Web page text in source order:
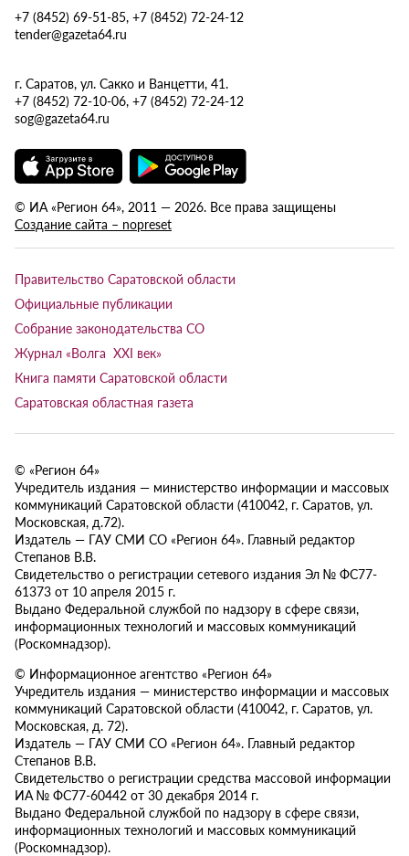
+7 (8452) 69-51-85, +7 (8452) 72-24-12
tender@gazeta64.ru
г. Саратов, ул. Сакко и Ванцетти, 41.
+7 (8452) 72-10-06, +7 (8452) 72-24-12
sog@gazeta64.ru
© ИА «Регион 64», 2011 — 2026. Все права защищены
Создание сайта – nopreset
Правительство Саратовской области
Официальные публикации
Собрание законодательства СО
Журнал «Волга XXI век»
Книга памяти Саратовской области
Саратовская областная газета
© «Регион 64»
Учредитель издания — министерство информации и массовых
коммуникаций Саратовской области (410042, г. Саратов, ул.
Московская, д.72).
Издатель — ГАУ СМИ СО «Регион 64». Главный редактор
Степанов В.В.
Свидетельство о регистрации сетевого издания Эл № ФС77-
61373 от 10 апреля 2015 г.
Выдано Федеральной службой по надзору в сфере связи,
информационных технологий и массовых коммуникаций
(Роскомнадзор).
© Информационное агентство «Регион 64»
Учредитель издания — министерство информации и массовых
коммуникаций Саратовской области (410042, г. Саратов, ул.
Московская, д. 72).
Издатель — ГАУ СМИ СО «Регион 64». Главный редактор
Степанов В.В.
Свидетельство о регистрации средства массовой информации
ИА № ФС77-60442 от 30 декабря 2014 г.
Выдано Федеральной службой по надзору в сфере связи,
информационных технологий и массовых коммуникаций
(Роскомнадзор).